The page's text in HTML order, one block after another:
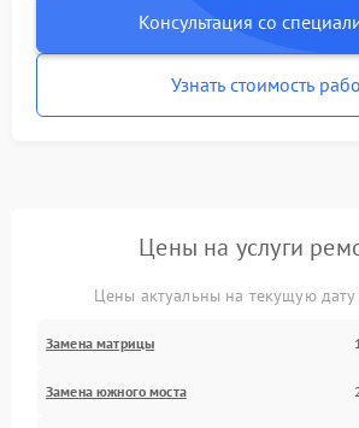
Консультация со
Узнать стоимость
Цены на услуги
Цены актуальны на текущую
Замена матрицы
Замена южного моста